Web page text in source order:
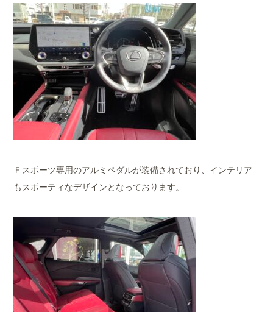
Ｆスポーツ専用のアルミペダルが装備されており、インテリア
もスポーティなデザインとなっております。